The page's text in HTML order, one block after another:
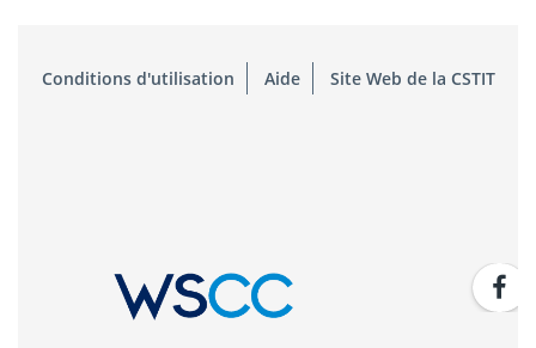
Conditions d'utilisation Aide Site Web de la CSTIT